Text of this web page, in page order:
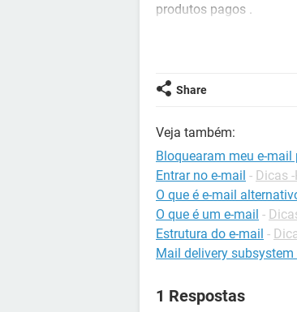
produtos pagos .
Share
Veja também:
Bloquearam meu e-mail
Entrar no e-mail - Dicas
O que é e-mail
O que é um e-mail -
Estrutura do e-mail -
Mail delivery
1 Respostas